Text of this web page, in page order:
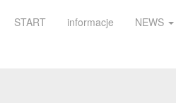
START informacje NEWS